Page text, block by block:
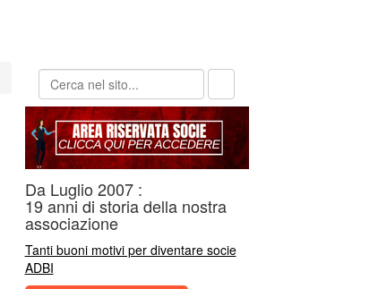
Da Luglio 2007 :
19 anni di storia della nostra
associazione
Tanti buoni motivi per diventare socie
ADBI